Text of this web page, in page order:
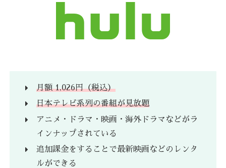
月額 1,026円（税込）
日本テレビ系列の番組が見放題
アニメ・ドラマ・映画・海外ドラマなどがラ
インナップされている
追加課金をすることで最新映画などのレンタ
ルができる